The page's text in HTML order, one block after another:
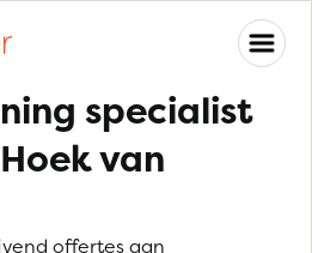
specialist
van
offertes aan